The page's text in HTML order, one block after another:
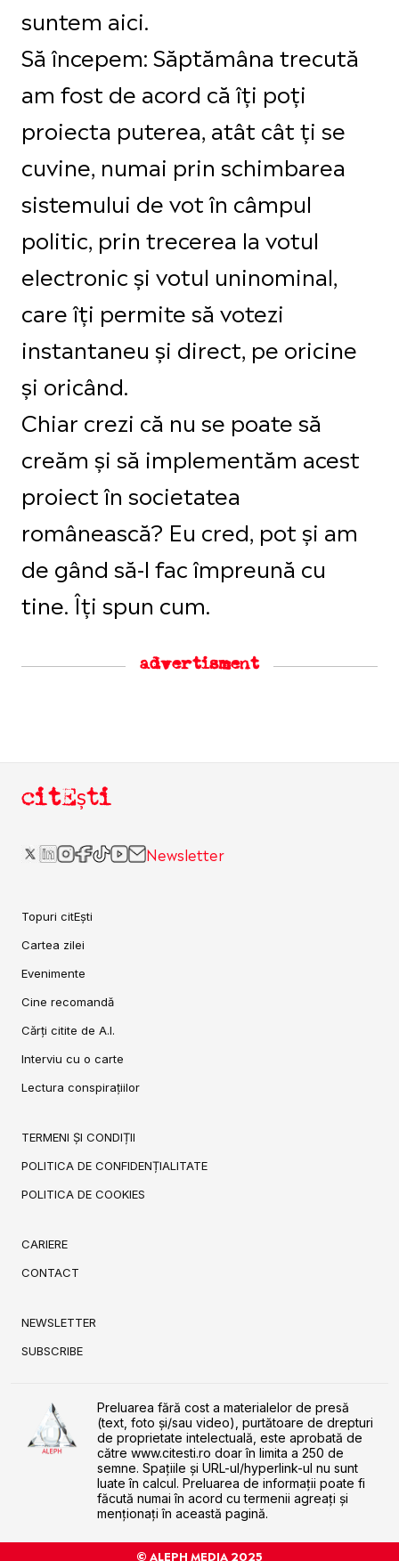
suntem aici.
Să începem: Săptămâna trecută
am fost de acord că îți poți
proiecta puterea, atât cât ți se
cuvine, numai prin schimbarea
sistemului de vot în câmpul
politic, prin trecerea la votul
electronic și votul uninominal,
care îți permite să votezi
instantaneu și direct, pe oricine
și oricând.
Chiar crezi că nu se poate să
creăm și să implementăm acest
proiect în societatea
românească? Eu cred, pot și am
de gând să-l fac împreună cu
tine. Îți spun cum.
advertisment
citEști
Newsletter
Topuri citEști
Cartea zilei
Evenimente
Cine recomandă
Cărți citite de A.I.
Interviu cu o carte
Lectura conspirațiilor
TERMENI ȘI CONDIȚII
POLITICA DE CONFIDENȚIALITATE
POLITICA DE COOKIES
CARIERE
CONTACT
NEWSLETTER
SUBSCRIBE
Preluarea fără cost a materialelor de presă
(text, foto și/sau video), purtătoare de drepturi
de proprietate intelectuală, este aprobată de
către www.citesti.ro doar în limita a 250 de
semne. Spaţiile şi URL-ul/hyperlink-ul nu sunt
luate în calcul. Preluarea de informaţii poate fi
făcută numai în acord cu termenii agreaţi şi
menţionaţi în această pagină.
© ALEPH MEDIA 2025